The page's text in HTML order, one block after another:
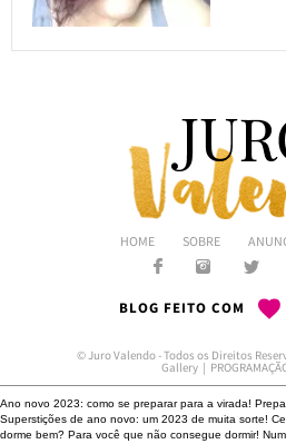
HOME SOBRE
BLOG FEITO COM
© Juro Valendo - Todos os Direitos
Gallery |
Ano novo 2023: como se preparar para a virada!
Superstições de ano novo: um 2023 de muita sorte!
dorme bem? Para você que não consegue dormir!